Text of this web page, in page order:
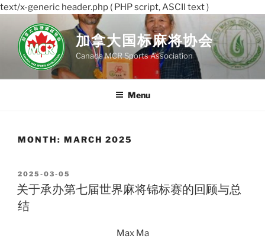
text/x-generic header.php ( PHP script, ASCII text )
content
加拿大国标麻将协会
Canada MCR Sports Association
Menu
MONTH: MARCH 2025
POSTED
ON
2025-03-05
关于承办第七届世界麻将锦标赛的回顾与总
结
Max Ma